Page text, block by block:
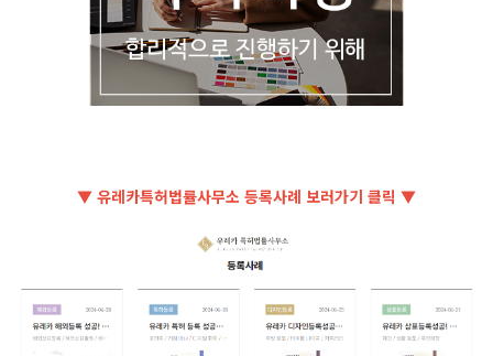
▼ 유레카특허법률사무소 등록사례 보러가기 클릭 ▼